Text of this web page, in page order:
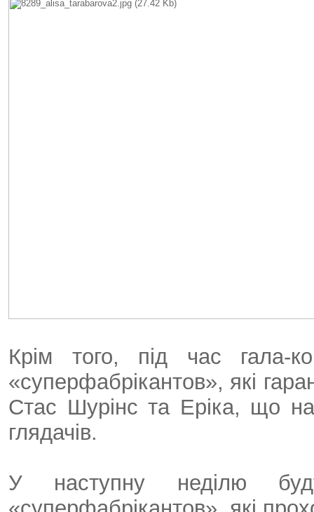
Крім того, під час гала-
«суперфабрікантов», які
Стас Шурінс та Еріка, що
глядачів.
У наступну неділю